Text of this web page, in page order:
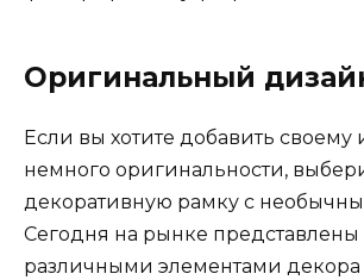
Оригинальный
Если вы хотите добавить своему
немного оригинальности,
декоративную рамку с
Сегодня на рынке
различными элементами декора